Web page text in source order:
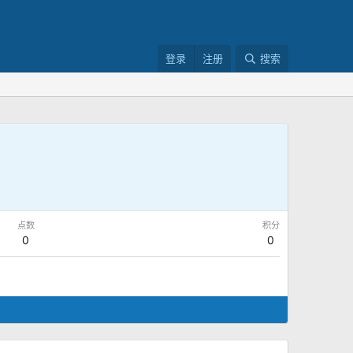
登录 注册 搜索
点数
0
积分
0